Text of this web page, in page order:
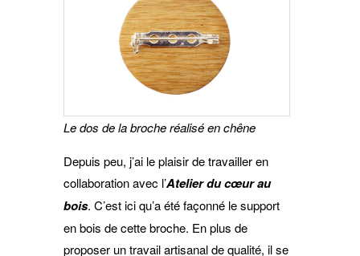
Le dos de la broche réalisé en chêne
Depuis peu, j’ai le plaisir de travailler en
collaboration avec l’Atelier du cœur au
bois. C’est ici qu’a été façonné le support
en bois de cette broche. En plus de
proposer un travail artisanal de qualité, il se